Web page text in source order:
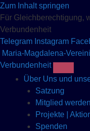
Zum Inhalt springen
Für Gleichberechtigung,
Verbundenheit
Telegram Instagram
Maria-Magdalena-
Verbundenheit
Über Uns und
Satzung
Mitglied werden
Projekte |
Spenden